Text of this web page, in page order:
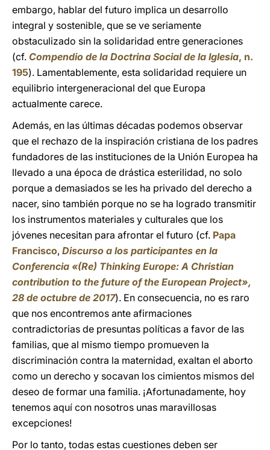
embargo, hablar del futuro implica un desarrollo
integral y sostenible, que se ve seriamente
obstaculizado sin la solidaridad entre generaciones
(cf. Compendio de la Doctrina Social de la Iglesia, n.
195). Lamentablemente, esta solidaridad requiere un
equilibrio intergeneracional del que Europa
actualmente carece.
Además, en las últimas décadas podemos observar
que el rechazo de la inspiración cristiana de los padres
fundadores de las instituciones de la Unión Europea ha
llevado a una época de drástica esterilidad, no solo
porque a demasiados se les ha privado del derecho a
nacer, sino también porque no se ha logrado transmitir
los instrumentos materiales y culturales que los
jóvenes necesitan para afrontar el futuro (cf. Papa
Francisco, Discurso a los participantes en la
Conferencia «(Re) Thinking Europe: A Christian
contribution to the future of the European Project»,
28 de octubre de 2017). En consecuencia, no es raro
que nos encontremos ante afirmaciones
contradictorias de presuntas políticas a favor de las
familias, que al mismo tiempo promueven la
discriminación contra la maternidad, exaltan el aborto
como un derecho y socavan los cimientos mismos del
deseo de formar una familia. ¡Afortunadamente, hoy
tenemos aquí con nosotros unas maravillosas
excepciones!
Por lo tanto, todas estas cuestiones deben ser